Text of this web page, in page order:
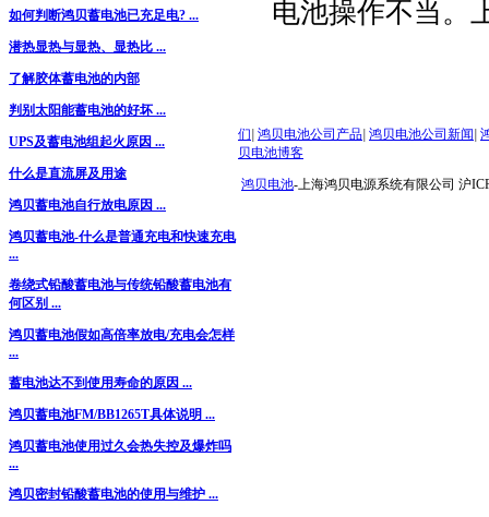
如何判断鸿贝蓄电池已充足电? ...
潜热显热与显热、显热比 ...
了解胶体蓄电池的内部
判别太阳能蓄电池的好坏 ...
UPS及蓄电池组起火原因 ...
什么是直流屏及用途
鸿贝蓄电池自行放电原因 ...
鸿贝蓄电池-什么是普通充电和快速充电
...
卷绕式铅酸蓄电池与传统铅酸蓄电池有
何区别 ...
鸿贝蓄电池假如高倍率放电/充电会怎样
...
蓄电池达不到使用寿命的原因 ...
鸿贝蓄电池FM/BB1265T具体说明 ...
鸿贝蓄电池使用过久会热失控及爆炸吗
...
鸿贝密封铅酸蓄电池的使用与维护 ...
电池操作不当。
们 鸿贝电池公司产品 鸿贝电池公司新闻
贝电池博客
鸿贝电池-上海鸿贝电源系统有限公司 沪